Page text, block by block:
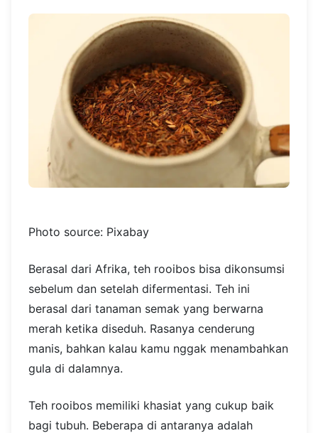
Photo source: Pixabay
Berasal dari Afrika, teh rooibos bisa dikonsumsi
sebelum dan setelah difermentasi. Teh ini
berasal dari tanaman semak yang berwarna
merah ketika diseduh. Rasanya cenderung
manis, bahkan kalau kamu nggak menambahkan
gula di dalamnya.
Teh rooibos memiliki khasiat yang cukup baik
bagi tubuh. Beberapa di antaranya adalah